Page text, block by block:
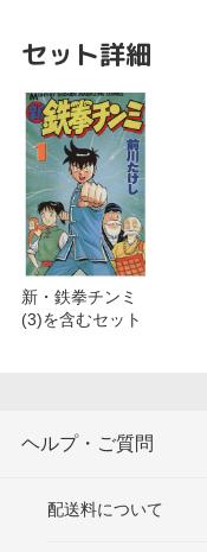
セット詳細
新・鉄拳チンミ
(3)を含むセット
ヘルプ・ご質問
配送料について